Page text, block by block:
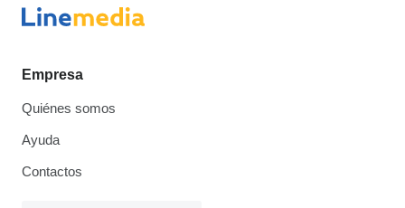
Empresa
Quiénes somos
Ayuda
Contactos